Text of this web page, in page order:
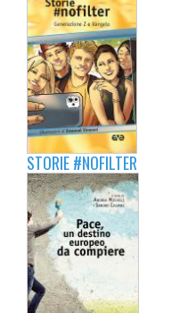
STORIE #NOFILTER